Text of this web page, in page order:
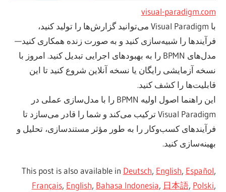
visual-paradigm.com
با Visual Paradigm می‌توانید گزارش‌ها را تولید کنید،
فرآیندها را شبیه‌سازی کنید و به صورت زنده همکاری کنید—
مدل‌های BPMN را به بهبودهای اجرایی تبدیل کنید. امروز با
نسخه آزمایشی رایگان یا نسخه آنلاین شروع کنید تا این
قابلیت‌ها را کشف کنید.
این راهنما اصول اولیه BPMN را با مدل‌سازی عملی در
Visual Paradigm ترکیب می‌کند و شما را قادر می‌سازد تا
فرآیندهای کسب‌وکار را به طور مؤثر مستندسازی، تحلیل و
بهینه‌سازی کنید.
This post is also available in Deutsch, English, Español,
Français, English, Bahasa Indonesia, 日本語, Polski,